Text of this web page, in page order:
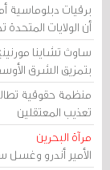
برقيات دبلوماسية
أن الولايات
ساوث تشاينا
بتمزيق الشرق
منظمة حقوقية
تعذيب المعتقلين
مرآة البحرين
الأمير أندرو وغسل